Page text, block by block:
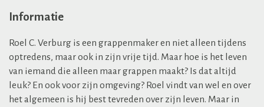
Informatie
Roel C. Verburg is een grappenmaker en niet alleen tijdens
optredens, maar ook in zijn vrije tijd. Maar hoe is het leven
van iemand die alleen maar grappen maakt? Is dat altijd
leuk? En ook voor zijn omgeving? Roel vindt van wel en over
het algemeen is hij best tevreden over zijn leven. Maar in